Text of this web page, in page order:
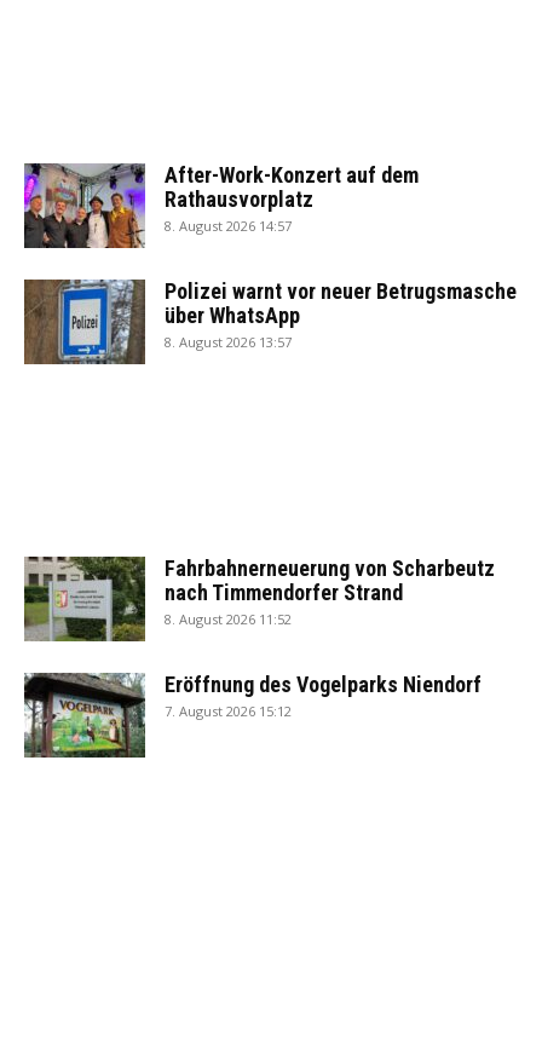
After-Work-Konzert auf dem
Rathausvorplatz
8. August 2026 14:57
Polizei warnt vor neuer Betrugsmasche
über WhatsApp
8. August 2026 13:57
Fahrbahnerneuerung von Scharbeutz
nach Timmendorfer Strand
8. August 2026 11:52
Eröffnung des Vogelparks Niendorf
7. August 2026 15:12